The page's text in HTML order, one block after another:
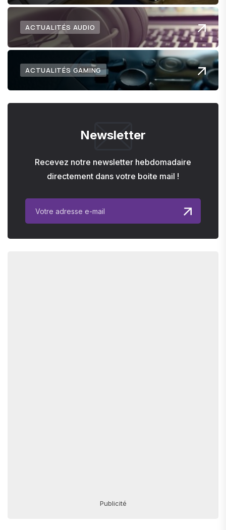
ACTUALITÉS AUDIO
ACTUALITÉS GAMING
Newsletter
Recevez notre newsletter hebdomadaire
directement dans votre boite mail !
Publicité